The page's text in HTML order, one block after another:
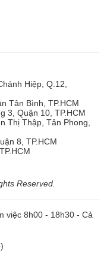
Hiệp, Q.12,
Tân Bình, TP.HCM
3, Quận 10, TP.HCM
Thị Thập, Tân Phong,
8, TP.HCM
Reserved.
việc 8h00 - 18h30 - Cả